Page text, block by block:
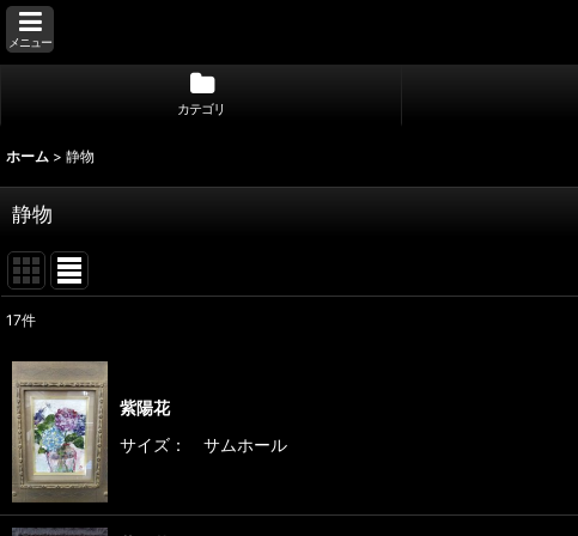
メニュー
カテゴリ
ホーム > 静物
静物
並び順:
17件
紫陽花
サイズ： サムホール